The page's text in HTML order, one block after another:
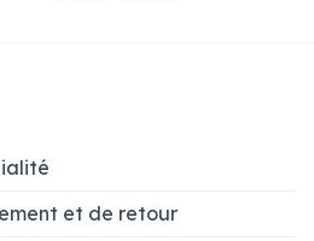
et de retour